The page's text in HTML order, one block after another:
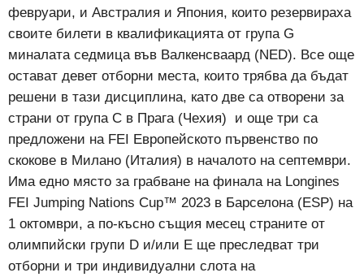
февруари, и Австралия и Япония, които резервираха
своите билети в квалификацията от група G
миналата седмица във Валкенсваард (NED). Все още
остават девет отборни места, които трябва да бъдат
решени в тази дисциплина, като две са отворени за
страни от група C в Прага (Чехия) и още три са
предложени на FEI Европейското първенство по
скокове в Милано (Италия) в началото на септември.
Има едно място за грабване на финала на Longines
FEI Jumping Nations Cup™ 2023 в Барселона (ESP) на
1 октомври, а по-късно същия месец страните от
олимпийски групи D и/или E ще преследват три
отборни и три индивидуални слота на